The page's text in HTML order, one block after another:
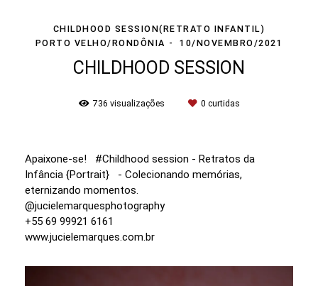
CHILDHOOD SESSION(RETRATO INFANTIL)
PORTO VELHO/RONDÔNIA
10/NOVEMBRO/2021
CHILDHOOD SESSION
736 visualizações 0 curtidas
Apaixone-se! #Childhood session - Retratos da
Infância {Portrait} - Colecionando memórias,
eternizando momentos.
@jucielemarquesphotography
+55 69 99921 6161
www.jucielemarques.com.br